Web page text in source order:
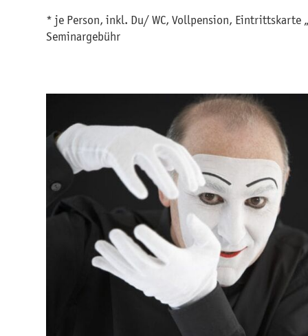
* je Person, inkl. Du/ WC, Vollpension, Eintrittskarte
Seminargebühr